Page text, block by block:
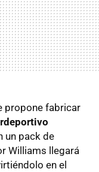
propone fabricar
un pack de
Williams llegará
en el